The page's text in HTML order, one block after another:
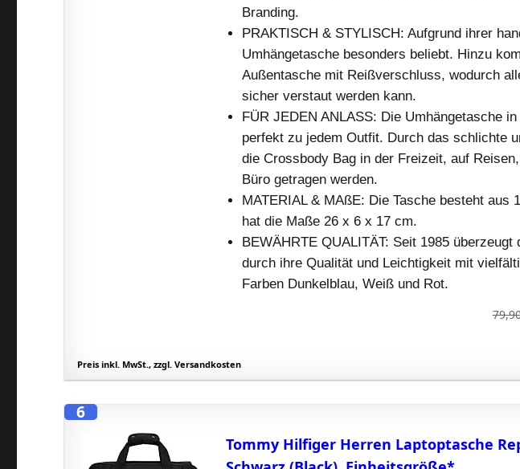
Branding.
PRAKTISCH & STYLISCH: Aufgrund ihrer
Umhängetasche besonders beliebt. Hinzu
Außentasche mit Reißverschluss, wodurch
sicher verstaut werden kann.
FÜR JEDEN ANLASS: Die Umhängetasche
perfekt zu jedem Outfit. Durch das schlichte
die Crossbody Bag in der Freizeit, auf
Büro getragen werden.
MATERIAL & MAßE: Die Tasche besteht aus
hat die Maße 26 x 6 x 17 cm.
BEWÄHRTE QUALITÄT: Seit 1985
durch ihre Qualität und Leichtigkeit mit
Farben Dunkelblau, Weiß und Rot.
Preis inkl. MwSt., zzgl. Versandkosten
6
Tommy Hilfiger Herren Laptoptasche